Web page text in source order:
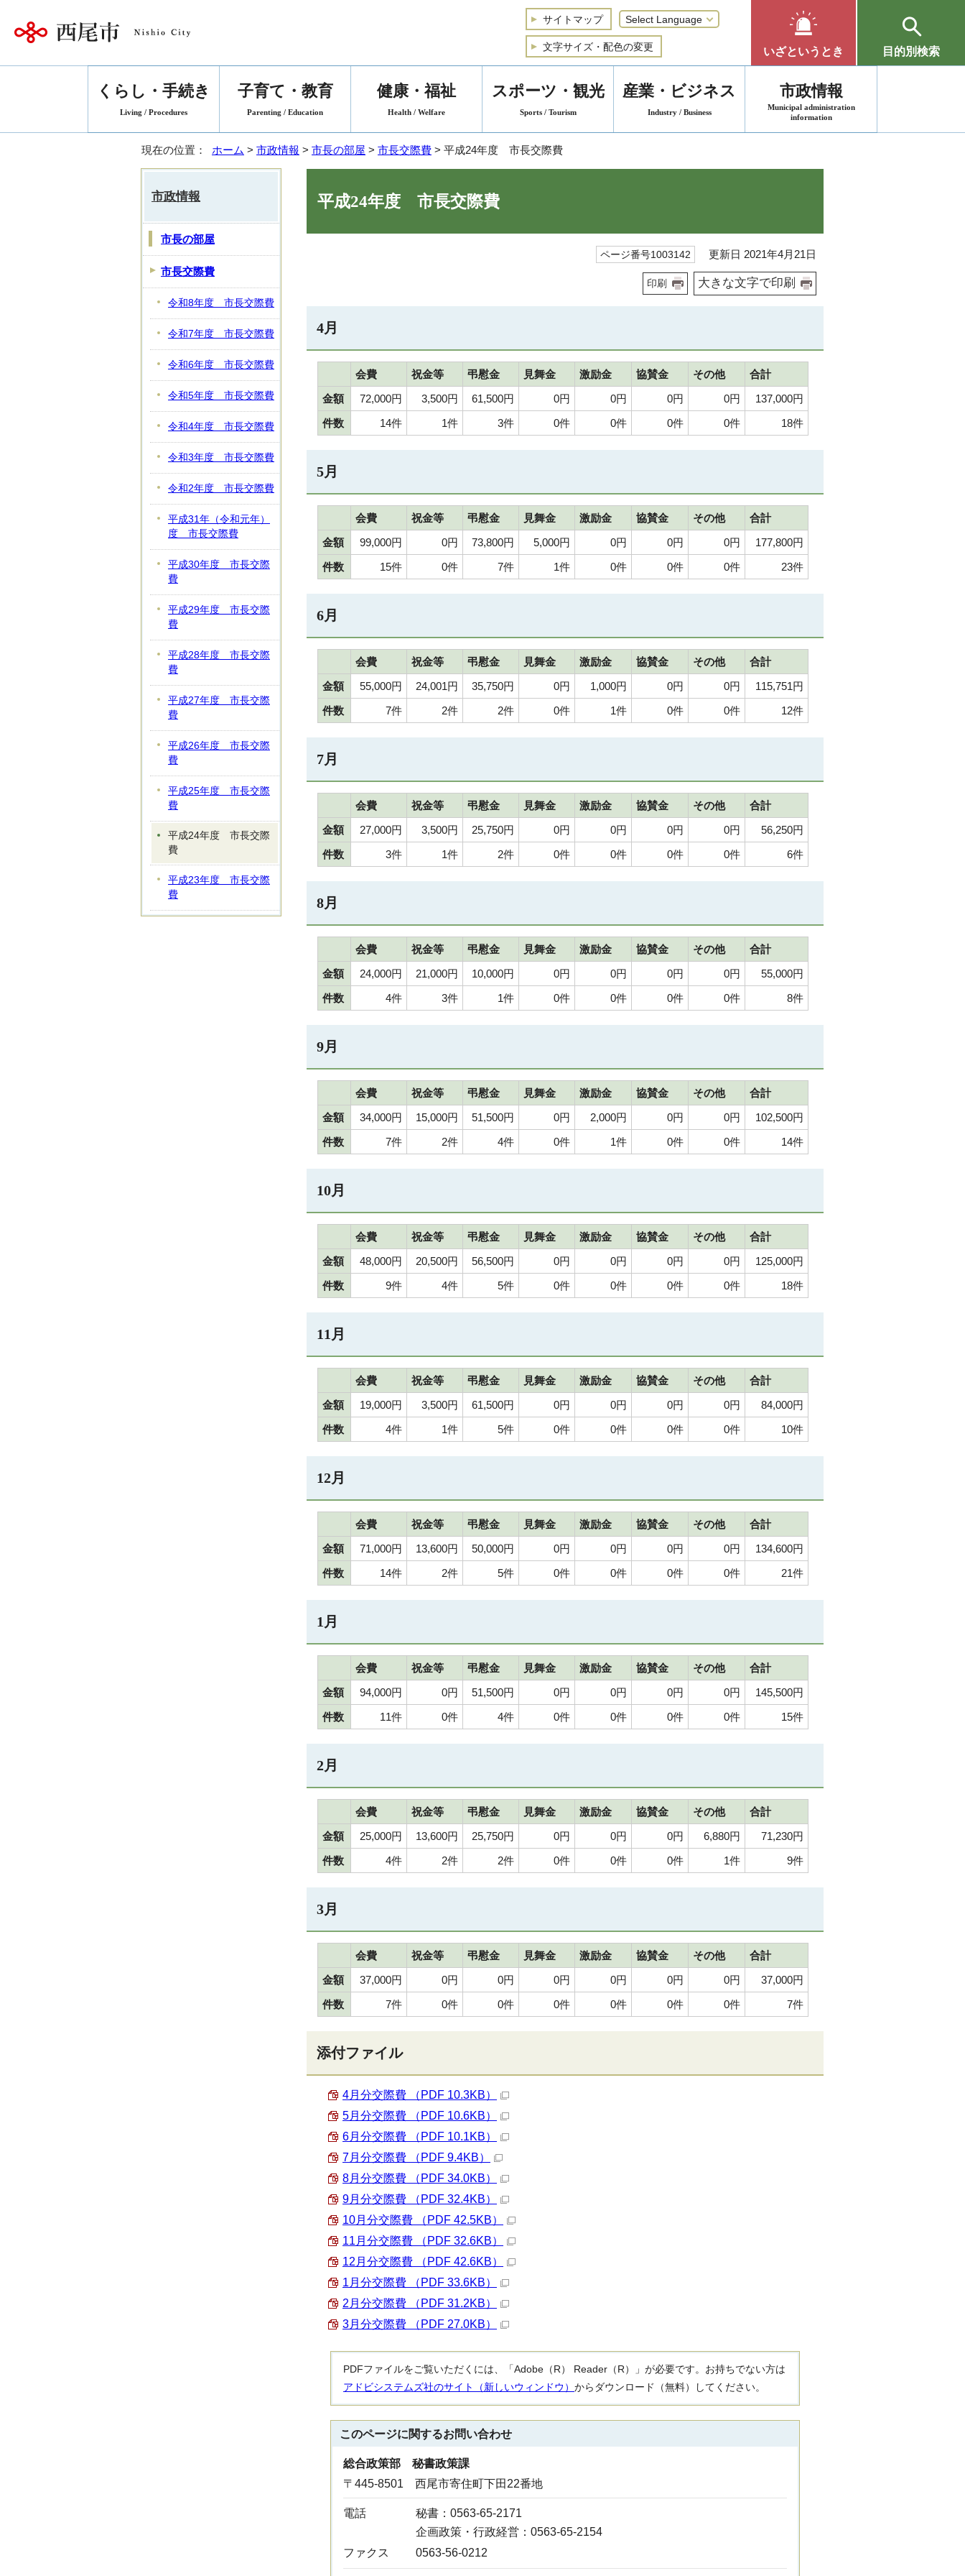
サイトマップ
文字サイズ・配色の変更 いざというとき 目的別検索
くらし・手続き
Living / Procedures
子育て・教育
Parenting / Education
健康・福祉
Health / Welfare
スポーツ・観光
Sports / Tourism
産業・ビジネス
Industry / Business
市政情報
Municipal administration
information
現在の位置： ホーム > 市政情報 > 市長の部屋 > 市長交際費 > 平成24年度 市長交際費
平成24年度 市長交際費
ページ番号1003142 更新日 2021年4月21日
印刷 大きな文字で印刷
4月
会費 祝金等 弔慰金 見舞金 激励金 協賛金 その他
合計
金額
72,000円 3,500円 61,500円 0円 0円 0円 0円
137,000円
件数
14件 1件 3件 0件 0件 0件 0件 18件
5月
会費 祝金等 弔慰金 見舞金 激励金 協賛金 その他
合計
金額
99,000円 0円 73,800円 5,000円 0円 0円 0円
177,800円
件数
15件 0件 7件 1件 0件 0件 0件 23件
6月
会費 祝金等 弔慰金 見舞金 激励金 協賛金 その他
合計
金額
55,000円 24,001円 35,750円 0円 1,000円 0円 0円
115,751円
件数
7件 2件 2件 0件 1件 0件 0件 12件
7月
会費 祝金等 弔慰金 見舞金 激励金 協賛金 その他
合計
金額
27,000円 3,500円 25,750円 0円 0円 0円 0円
56,250円
件数
3件 1件 2件 0件 0件 0件 0件 6件
8月
会費 祝金等 弔慰金 見舞金 激励金 協賛金 その他
合計
金額
24,000円 21,000円 10,000円 0円 0円 0円 0円
55,000円
件数
4件 3件 1件 0件 0件 0件 0件 8件
9月
会費 祝金等 弔慰金 見舞金 激励金 協賛金 その他
合計
金額
34,000円 15,000円 51,500円 0円 2,000円 0円 0円
102,500円
件数
7件 2件 4件 0件 1件 0件 0件 14件
10月
会費 祝金等 弔慰金 見舞金 激励金 協賛金 その他
合計
金額
48,000円 20,500円 56,500円 0円 0円 0円 0円
125,000円
件数
9件 4件 5件 0件 0件 0件 0件 18件
11月
会費 祝金等 弔慰金 見舞金 激励金 協賛金 その他
合計
金額
19,000円 3,500円 61,500円 0円 0円 0円 0円
84,000円
件数
4件 1件 5件 0件 0件 0件 0件 10件
12月
会費 祝金等 弔慰金 見舞金 激励金 協賛金 その他
合計
金額
71,000円 13,600円 50,000円 0円 0円 0円 0円
134,600円
件数
14件 2件 5件 0件 0件 0件 0件 21件
1月
会費 祝金等 弔慰金 見舞金 激励金 協賛金 その他
合計
金額
94,000円 0円 51,500円 0円 0円 0円 0円
145,500円
件数
11件 0件 4件 0件 0件 0件 0件 15件
2月
会費 祝金等 弔慰金 見舞金 激励金 協賛金 その他
合計
金額
25,000円 13,600円 25,750円 0円 0円 0円 6,880円
71,230円
件数
4件 2件 2件 0件 0件 0件 1件 9件
3月
会費 祝金等 弔慰金 見舞金 激励金 協賛金 その他
合計
金額
37,000円 0円 0円 0円 0円 0円 0円
37,000円
件数
7件 0件 0件 0件 0件 0件 0件 7件
添付ファイル
4月分交際費 （PDF 10.3KB）
5月分交際費 （PDF 10.6KB）
6月分交際費 （PDF 10.1KB）
7月分交際費 （PDF 9.4KB）
8月分交際費 （PDF 34.0KB）
9月分交際費 （PDF 32.4KB）
10月分交際費 （PDF 42.5KB）
11月分交際費 （PDF 32.6KB）
12月分交際費 （PDF 42.6KB）
1月分交際費 （PDF 33.6KB）
2月分交際費 （PDF 31.2KB）
3月分交際費 （PDF 27.0KB）
PDFファイルをご覧いただくには、「Adobe（R） Reader（R）」が必要です。お持ちでない方は
アドビシステムズ社のサイト（新しいウィンドウ） からダウンロード（無料）してください。
このページに関するお問い合わせ
総合政策部 秘書政策課
〒445-8501 西尾市寄住町下田22番地
電話
秘書：0563-65-2171
企画政策・行政経営：0563-65-2154
ファクス
0563-56-0212
市政情報
市長の部屋
市長交際費
令和8年度 市長交際費
令和7年度 市長交際費
令和6年度 市長交際費
令和5年度 市長交際費
令和4年度 市長交際費
令和3年度 市長交際費
令和2年度 市長交際費
平成31年（令和元年）
度 市長交際費
平成30年度 市長交際
費
平成29年度 市長交際
費
平成28年度 市長交際
費
平成27年度 市長交際
費
平成26年度 市長交際
費
平成25年度 市長交際
費
平成24年度 市長交際
費
平成23年度 市長交際
費